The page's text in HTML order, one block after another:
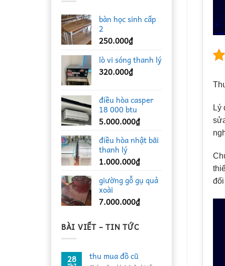
bàn học sinh cấp
2
250.000₫
lò vi sóng thanh lý
320.000₫
điều hòa casper
18 000 btu
5.000.000₫
điều hòa nhật bãi
thanh lý
1.000.000₫
giường gỗ gụ quả
xoài
7.000.000₫
BÀI VIẾT – TIN TỨC
28 thu mua đồ cũ
Lý